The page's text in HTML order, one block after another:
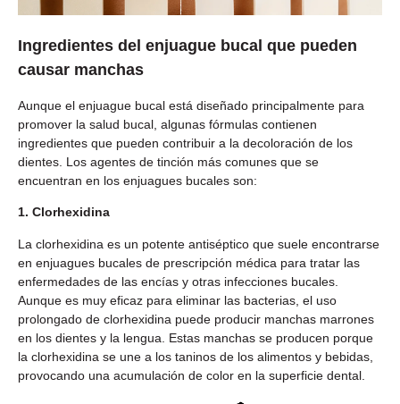
Ingredientes del enjuague bucal que pueden
causar manchas
Aunque el enjuague bucal está diseñado principalmente para
promover la salud bucal, algunas fórmulas contienen
ingredientes que pueden contribuir a la decoloración de los
dientes. Los agentes de tinción más comunes que se
encuentran en los enjuagues bucales son:
1. Clorhexidina
La clorhexidina es un potente antiséptico que suele encontrarse
en enjuagues bucales de prescripción médica para tratar las
enfermedades de las encías y otras infecciones bucales.
Aunque es muy eficaz para eliminar las bacterias, el uso
prolongado de clorhexidina puede producir manchas marrones
en los dientes y la lengua. Estas manchas se producen porque
la clorhexidina se une a los taninos de los alimentos y bebidas,
provocando una acumulación de color en la superficie dental.